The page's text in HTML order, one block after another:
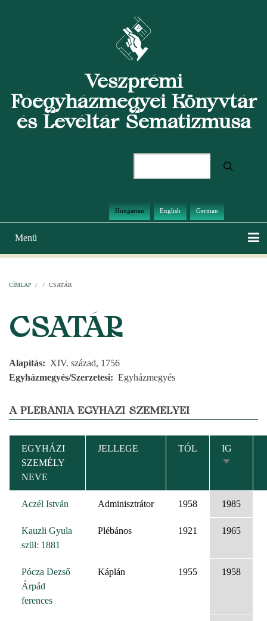
Veszprémi
Főegyházmegyei Könyvtár
és Levéltár Sematizmusa
Hungarian English German
Main
navigation
Menü
CÍMLAP / / CSATÁR
CSATÁR
Alapítás
XIV. század, 1756
Egyházmegyés/Szerzetesi
Egyházmegyés
A PLÉBÁNIA EGYHÁZI SZEMÉLYEI
EGYHÁZI
SZEMÉLY
NEVE
JELLEGE TÓL
IG
Aczél István Adminisztrátor 1958 1985
Kauzli Gyula
szül: 1881
Plébános 1921 1965
Pócza Dezső
Árpád
ferences
Káplán 1955 1958